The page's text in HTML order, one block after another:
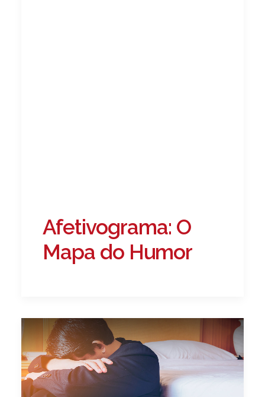
Afetivograma: O
Mapa do Humor